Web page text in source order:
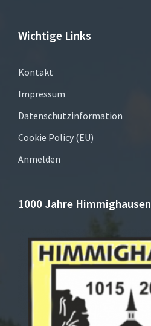
Wichtige Links
Kontakt
Impressum
Datenschutzinformation
Cookie Policy (EU)
Anmelden
1000 Jahre Himmighausen